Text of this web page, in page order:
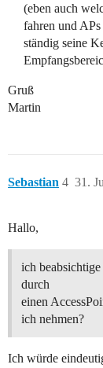
(eben auch
fahren und
ständig seine
Gruß
Martin
Sebastian 31.
4
Hallo,
ich
durch
einen
ich nehmen?
Ich würde